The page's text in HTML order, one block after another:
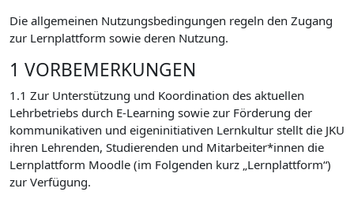
Die allgemeinen Nutzungsbedingungen regeln den Zugang
zur Lernplattform sowie deren Nutzung.
1 VORBEMERKUNGEN
1.1 Zur Unterstützung und Koordination des aktuellen
Lehrbetriebs durch E-Learning sowie zur Förderung der
kommunikativen und eigeninitiativen Lernkultur stellt die JKU
ihren Lehrenden, Studierenden und Mitarbeiter*innen die
Lernplattform Moodle (im Folgenden kurz „Lernplattform“)
zur Verfügung.